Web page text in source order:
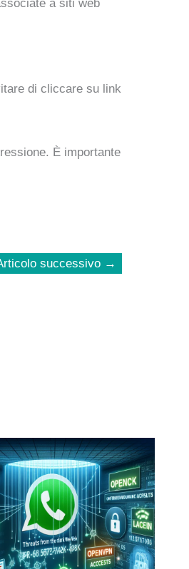
a siti web
di cliccare su link
È importante
successivo →